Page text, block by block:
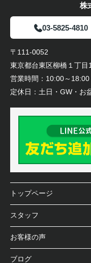
株
03-5825-4810
〒111-0052
東京都台東区柳橋１丁
営業時間： 10:00～18:00
定休日： 土日・GW・お
トップページ
スタッフ
お客様の声
ブログ